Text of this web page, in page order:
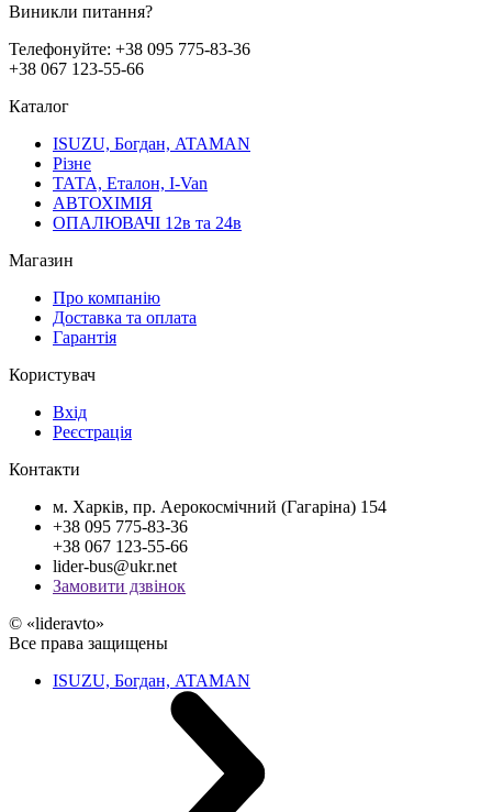
Виникли питання?
Телефонуйте: +38 095 775-83-36
+38 067 123-55-66
Каталог
ISUZU, Богдан, ATAMAN
Різне
ТАТА, Еталон, I-Van
АВТОХІМІЯ
ОПАЛЮВАЧІ 12в та 24в
Магазин
Про компанію
Доставка та оплата
Гарантія
Користувач
Вхід
Реєстрація
Контакти
м. Харків, пр. Аерокосмічний (Гагаріна) 154
+38 095 775-83-36
+38 067 123-55-66
lider-bus@ukr.net
Замовити дзвінок
© «lideravto»
Все права защищены
ISUZU, Богдан, ATAMAN